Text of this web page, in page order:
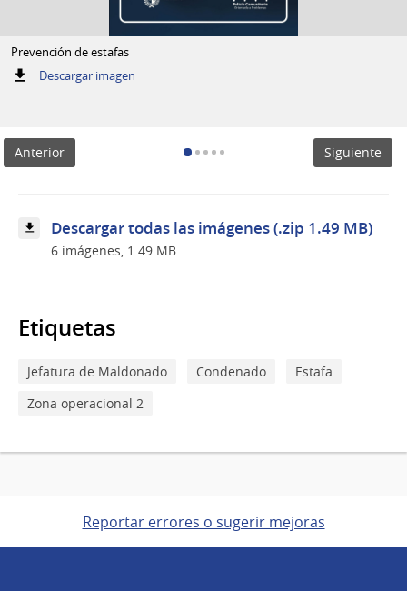
Prevención de estafas
Descargar imagen:
Anterior
Siguiente
Descargar todas las imágenes (.zip 1.49 MB)
6 imágenes, 1.49 MB
Etiquetas
Jefatura de Maldonado Condenado
Estafa
Zona operacional 2
Reportar errores o sugerir mejoras